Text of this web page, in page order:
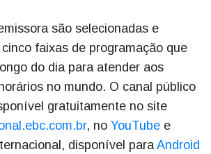
são selecionadas e
faixas de programação que
do dia para atender aos
no mundo. O canal público
gratuitamente no site
, no YouTube e
disponível paraAndroid